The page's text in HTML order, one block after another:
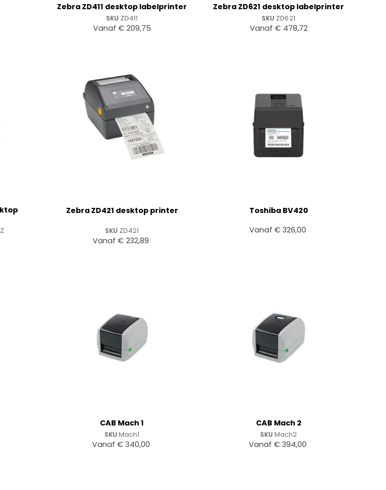
Zebra ZD411 desktop labelprinter
SKU ZD411
Vanaf € 209,75
Zebra ZD621 desktop labelprinter
SKU ZD621
Vanaf € 478,72
Zebra ZD421 desktop printer
SKU ZD421
Vanaf€ 232,89
Toshiba BV420
Vanaf € 326,00
CAB Mach 1
SKU Mach1
Vanaf € 340,00
CAB Mach 2
SKU Mach2
Vanaf € 394,00